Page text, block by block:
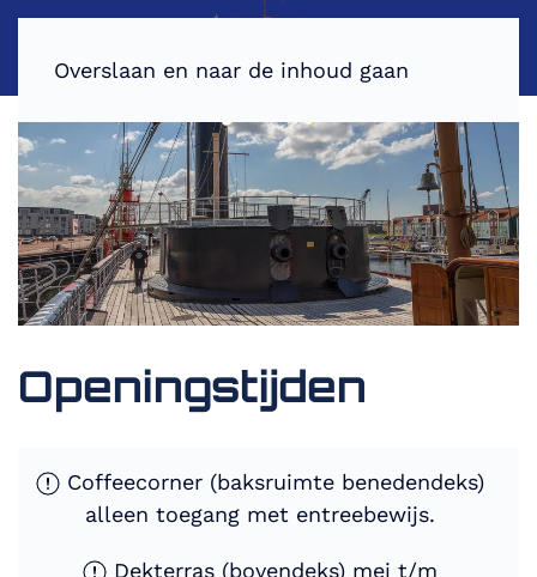
Overslaan en naar de inhoud gaan
Openingstijden
Coffeecorner (baksruimte benedendeks)
alleen toegang met entreebewijs.
Dekterras (bovendeks) mei t/m